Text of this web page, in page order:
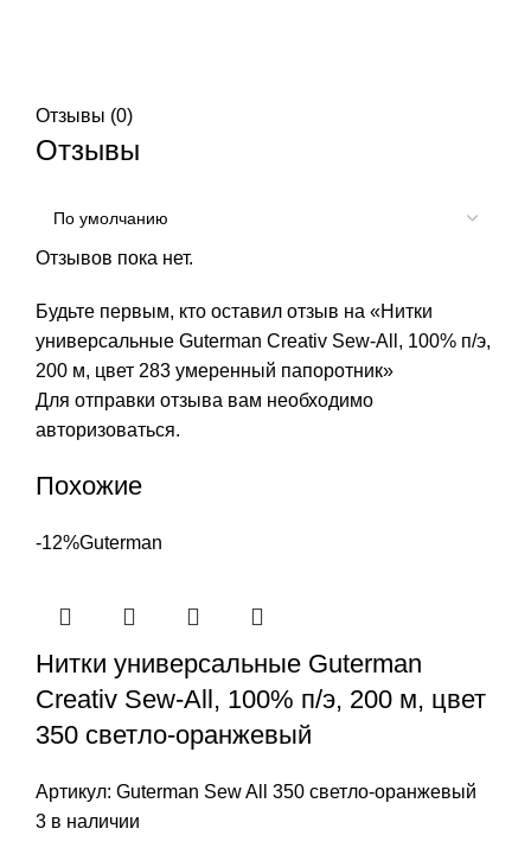
Отзывы (0)
Отзывы
Отзывов пока нет.
Будьте первым, кто оставил отзыв на «Нитки
универсальные Guterman Creativ Sew-All, 100% п/э,
200 м, цвет 283 умеренный папоротник»
Для отправки отзыва вам необходимо
авторизоваться.
Похожие
-12%Guterman
Нитки универсальные Guterman
Creativ Sew-All, 100% п/э, 200 м, цвет
350 светло-оранжевый
Артикул: Guterman Sew All 350 светло-оранжевый
3 в наличии